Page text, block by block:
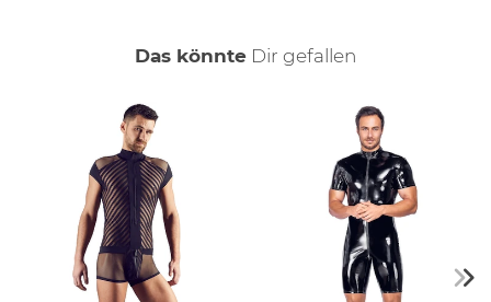
Das könnte Dir auch
gefallen